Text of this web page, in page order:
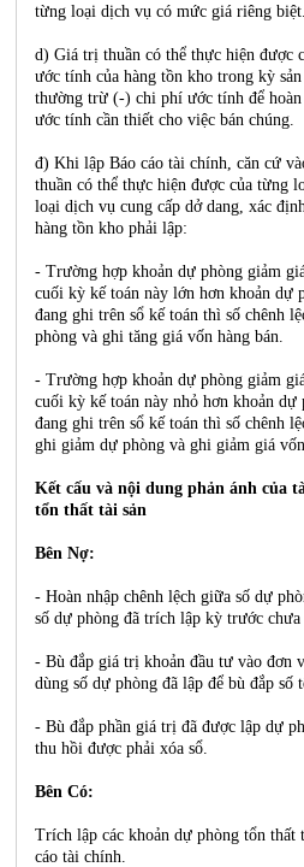
từng loại dịch vụ có mức giá riêng biệt.
d) Giá trị thuần có thể thực hiện được
ước tính của hàng tồn kho trong kỳ
thường trừ (-) chi phí ước tính để hoàn
ước tính cần thiết cho việc bán chúng.
đ) Khi lập Báo cáo tài chính, căn cứ
thuần có thể thực hiện được của từng
loại dịch vụ cung cấp dở dang, xác
hàng tồn kho phải lập:
- Trường hợp khoản dự phòng giảm
cuối kỳ kế toán này lớn hơn khoản dự
đang ghi trên sổ kế toán thì số chênh
phòng và ghi tăng giá vốn hàng bán.
- Trường hợp khoản dự phòng giảm
cuối kỳ kế toán này nhỏ hơn khoản dự
đang ghi trên sổ kế toán thì số chênh
ghi giảm dự phòng và ghi giảm giá vốn
Kết cấu và nội dung phản ánh của
tổn thất tài sản
Bên Nợ:
- Hoàn nhập chênh lệch giữa số dự
số dự phòng đã trích lập kỳ trước chưa
- Bù đắp giá trị khoản đầu tư vào đơn
dùng số dự phòng đã lập để bù đắp số
- Bù đắp phần giá trị đã được lập dự
thu hồi được phải xóa sổ.
Bên Có:
Trích lập các khoản dự phòng tổn thất
cáo tài chính.